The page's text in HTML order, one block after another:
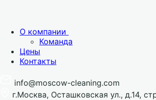
О компании
Команда
Цены
Контакты
info@moscow-cleaning.com
г.Москва, Осташковская ул., д.14,